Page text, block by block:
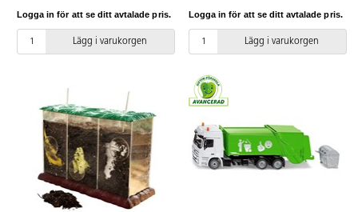
finns ett plastunderlägg med
motivet tryckt på, som man kan
lägga efter om det känns för
PVC-fri. Från 3 år.
Logga in för att se ditt avtalade pris.
Lägg i varukorgen
Logga in för att se ditt avtalade pris.
Lägg i varukorgen